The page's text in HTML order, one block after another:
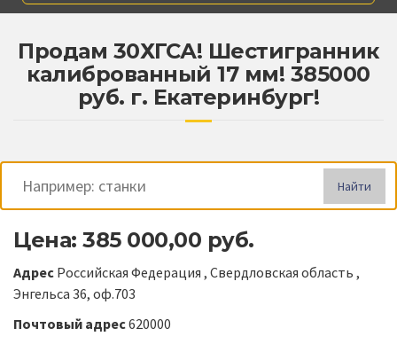
Продам 30ХГСА! Шестигранник
калиброванный 17 мм! 385000
руб. г. Екатеринбург!
Найти
Цена: 385 000,00 руб.
Адрес Российская Федерация , Свердловская область ,
Энгельса 36, оф.703
Почтовый адрес620000